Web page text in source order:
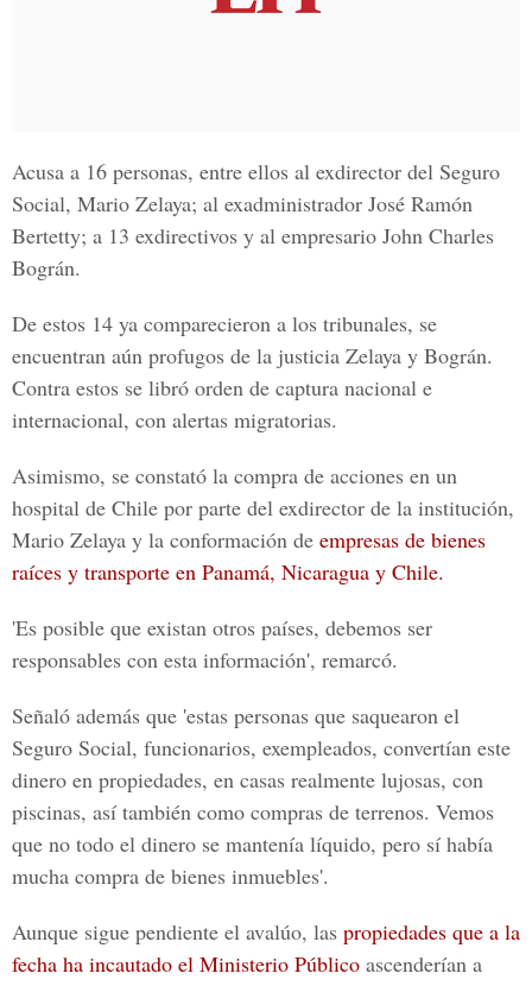
Acusa a 16 personas, entre ellos al exdirector del Seguro
Social, Mario Zelaya; al exadministrador José Ramón
Bertetty; a 13 exdirectivos y al empresario John Charles
Bográn.
De estos 14 ya comparecieron a los tribunales, se
encuentran aún profugos de la justicia Zelaya y Bográn.
Contra estos se libró orden de captura nacional e
internacional, con alertas migratorias.
Asimismo, se constató la compra de acciones en un
hospital de Chile por parte del exdirector de la institución,
Mario Zelaya y la conformación de empresas de bienes
raíces y transporte en Panamá, Nicaragua y Chile.
'Es posible que existan otros países, debemos ser
responsables con esta información', remarcó.
Señaló además que 'estas personas que saquearon el
Seguro Social, funcionarios, exempleados, convertían este
dinero en propiedades, en casas realmente lujosas, con
piscinas, así también como compras de terrenos. Vemos
que no todo el dinero se mantenía líquido, pero sí había
mucha compra de bienes inmuebles'.
Aunque sigue pendiente el avalúo, las propiedades que a la
fecha ha incautado el Ministerio Público ascenderían a